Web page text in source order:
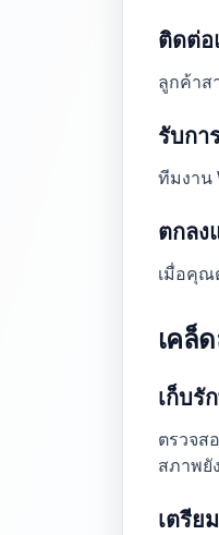
ติดต่อ
ลูกค้าส
รับกา
ทีมงาน
ตกลง
เมื่อคุณ
เคล็
เก็บรั
ตรวจส
สภาพยั
เตรีย